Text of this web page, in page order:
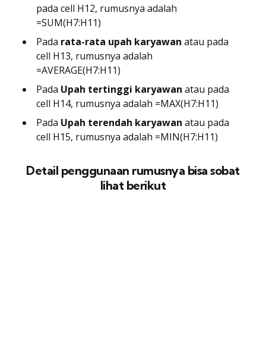
pada cell H12, rumusnya adalah
=SUM(H7:H11)
Pada rata-rata upah karyawan atau pada
cell H13, rumusnya adalah
=AVERAGE(H7:H11)
Pada Upah tertinggi karyawan atau pada
cell H14, rumusnya adalah =MAX(H7:H11)
Pada Upah terendah karyawan atau pada
cell H15, rumusnya adalah =MIN(H7:H11)
Detail penggunaan rumusnya bisa sobat
lihat berikut